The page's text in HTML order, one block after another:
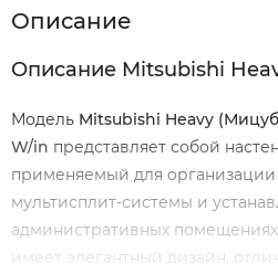
Описание
Описание Mitsubishi
Модель Mitsubishi Heavy
W/in представляет собой
применяемый для
мультисплит-системы и
административных
имеет элегантный дизайн,